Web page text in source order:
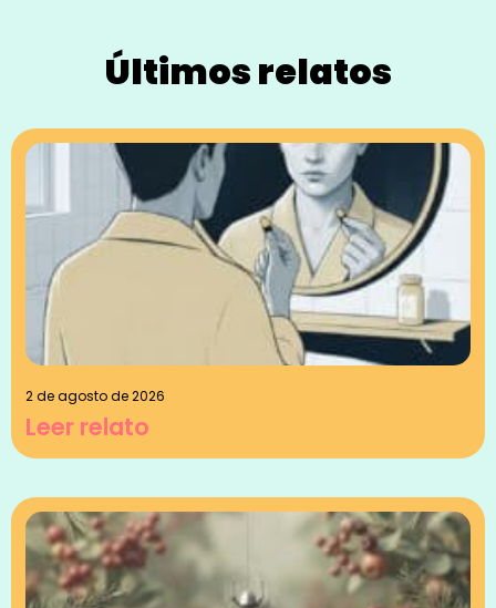
Últimos relatos
2 de agosto de 2026
Leer relato